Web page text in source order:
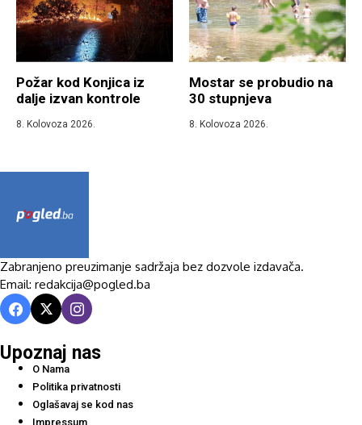
Požar kod Konjica iz
dalje izvan kontrole
8. Kolovoza 2026.
Mostar se probudio na
30 stupnjeva
8. Kolovoza 2026.
Zabranjeno preuzimanje sadržaja bez dozvole izdavača.
Email: redakcija@pogled.ba
Upoznaj nas
O Nama
Politika privatnosti
Oglašavaj se kod nas
Impressum